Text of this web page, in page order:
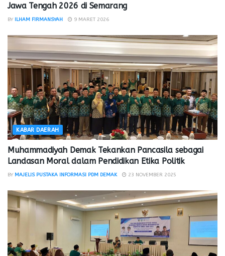
Jawa Tengah 2026 di Semarang
BY ILHAM FIRMANSYAH 9 MARET 2026
KABAR DAERAH
Muhammadiyah Demak Tekankan Pancasila sebagai
Landasan Moral dalam Pendidikan Etika Politik
BY MAJELIS PUSTAKA INFORMASI PDM DEMAK 23 NOVEMBER 2025